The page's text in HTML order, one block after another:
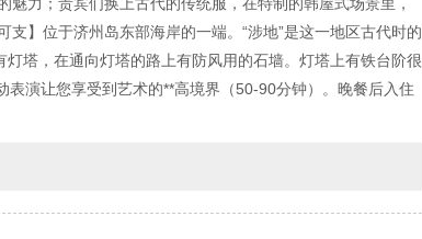
】位于济州岛东部海岸的一端。“涉地”是这一地区古代时的
塔，在通向灯塔的路上有防风用的石墙。灯塔上有铁台阶很
演让您享受到艺术的**高境界（50-90分钟）。晚餐后入住